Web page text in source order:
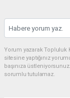
Yorum yazarak Topluluk
sitesine yaptığınız
başınıza
sorumlu tutulamaz.